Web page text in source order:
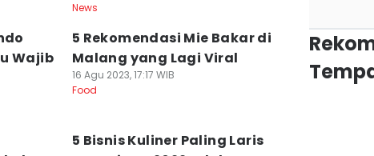
News
Wajib
5 Rekomendasi Mie Bakar di
Malang yang Lagi Viral
16 Agu 2023, 17:17 WIB
Food
5 Bisnis Kuliner Paling Laris